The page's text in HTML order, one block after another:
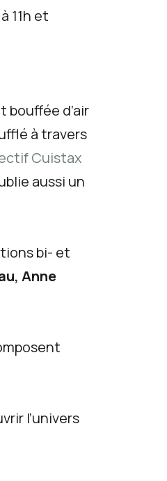
11h et
d’air
à travers
Cuistax
aussi un
bi- et
Anne
l’univers